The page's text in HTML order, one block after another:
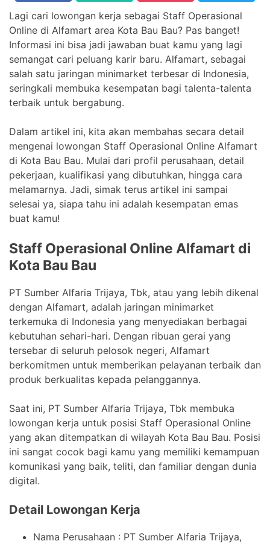
Lagi cari lowongan kerja sebagai Staff Operasional
Online di Alfamart area Kota Bau Bau? Pas banget!
Informasi ini bisa jadi jawaban buat kamu yang lagi
semangat cari peluang karir baru. Alfamart, sebagai
salah satu jaringan minimarket terbesar di Indonesia,
seringkali membuka kesempatan bagi talenta-talenta
terbaik untuk bergabung.
Dalam artikel ini, kita akan membahas secara detail
mengenai lowongan Staff Operasional Online Alfamart
di Kota Bau Bau. Mulai dari profil perusahaan, detail
pekerjaan, kualifikasi yang dibutuhkan, hingga cara
melamarnya. Jadi, simak terus artikel ini sampai
selesai ya, siapa tahu ini adalah kesempatan emas
buat kamu!
Staff Operasional Online Alfamart di
Kota Bau Bau
PT Sumber Alfaria Trijaya, Tbk, atau yang lebih dikenal
dengan Alfamart, adalah jaringan minimarket
terkemuka di Indonesia yang menyediakan berbagai
kebutuhan sehari-hari. Dengan ribuan gerai yang
tersebar di seluruh pelosok negeri, Alfamart
berkomitmen untuk memberikan pelayanan terbaik dan
produk berkualitas kepada pelanggannya.
Saat ini, PT Sumber Alfaria Trijaya, Tbk membuka
lowongan kerja untuk posisi Staff Operasional Online
yang akan ditempatkan di wilayah Kota Bau Bau. Posisi
ini sangat cocok bagi kamu yang memiliki kemampuan
komunikasi yang baik, teliti, dan familiar dengan dunia
digital.
Detail Lowongan Kerja
Nama Perusahaan : PT Sumber Alfaria Trijaya,